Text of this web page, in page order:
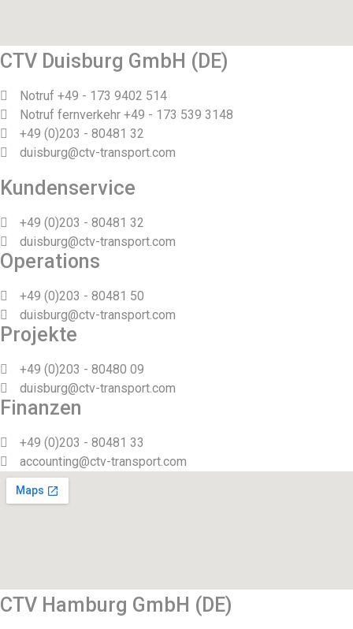
CTV Duisburg GmbH (DE)
Notruf +49 - 173 9402 514
Notruf fernverkehr +49 - 173 539 3148
+49 (0)203 - 80481 32
duisburg@ctv-transport.com
Kundenservice
+49 (0)203 - 80481 32
duisburg@ctv-transport.com
Operations
+49 (0)203 - 80481 50
duisburg@ctv-transport.com
Projekte
+49 (0)203 - 80480 09
duisburg@ctv-transport.com
Finanzen
+49 (0)203 - 80481 33
accounting@ctv-transport.com
CTV Hamburg GmbH (DE)